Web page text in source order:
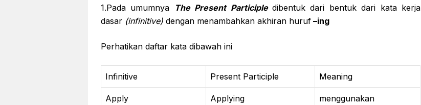
1.Pada umumnya The Present Participledibentuk dari bentuk dari kata kerja
dasar (infinitive) dengan menambahkan akhiran huruf –ing
Perhatikan daftar kata dibawah ini
Infinitive Present Participle Meaning
Apply Applying menggunakan